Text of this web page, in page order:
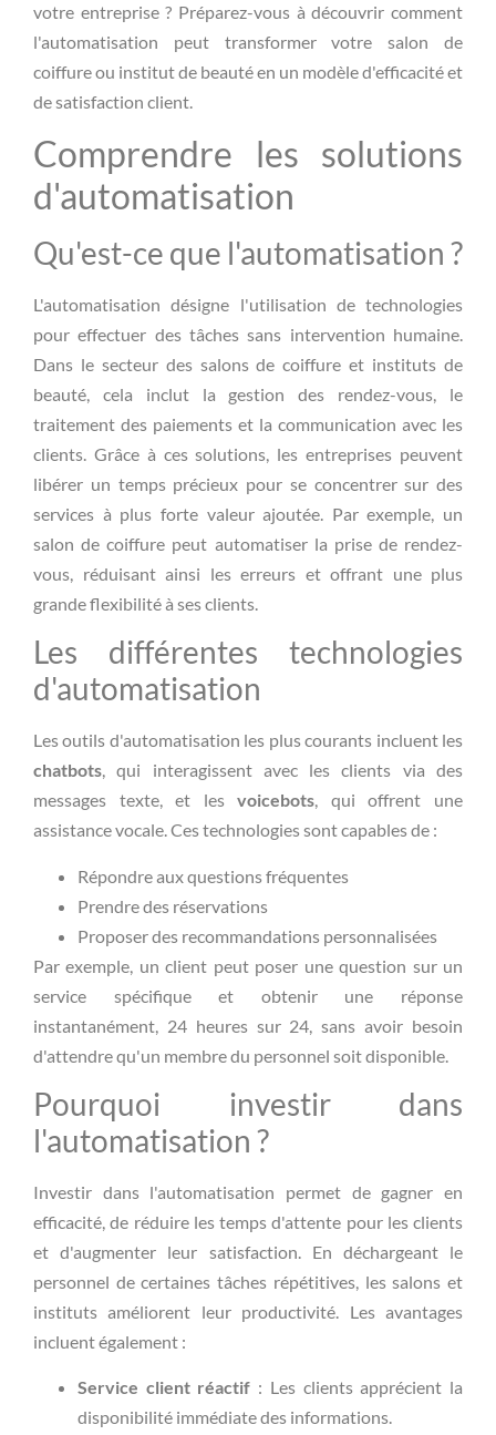
votre entreprise ? Préparez-vous à découvrir comment
l'automatisation peut transformer votre salon de
coiffure ou institut de beauté en un modèle d'efficacité et
de satisfaction client.
Comprendre les solutions
d'automatisation
Qu'est-ce que l'automatisation ?
L'automatisation désigne l'utilisation de technologies
pour effectuer des tâches sans intervention humaine.
Dans le secteur des salons de coiffure et instituts de
beauté, cela inclut la gestion des rendez-vous, le
traitement des paiements et la communication avec les
clients. Grâce à ces solutions, les entreprises peuvent
libérer un temps précieux pour se concentrer sur des
services à plus forte valeur ajoutée. Par exemple, un
salon de coiffure peut automatiser la prise de rendez-
vous, réduisant ainsi les erreurs et offrant une plus
grande flexibilité à ses clients.
Les différentes technologies
d'automatisation
Les outils d'automatisation les plus courants incluent les
chatbots, qui interagissent avec les clients via des
messages texte, et lesvoicebots, qui offrent une
assistance vocale. Ces technologies sont capables de :
Répondre aux questions fréquentes
Prendre des réservations
Proposer des recommandations personnalisées
Par exemple, un client peut poser une question sur un
service spécifique et obtenir une réponse
instantanément, 24 heures sur 24, sans avoir besoin
d'attendre qu'un membre du personnel soit disponible.
Pourquoi investir dans
l'automatisation ?
Investir dans l'automatisation permet de gagner en
efficacité, de réduire les temps d'attente pour les clients
et d'augmenter leur satisfaction. En déchargeant le
personnel de certaines tâches répétitives, les salons et
instituts améliorent leur productivité. Les avantages
incluent également :
Service client réactif : Les clients apprécient la
disponibilité immédiate des informations.